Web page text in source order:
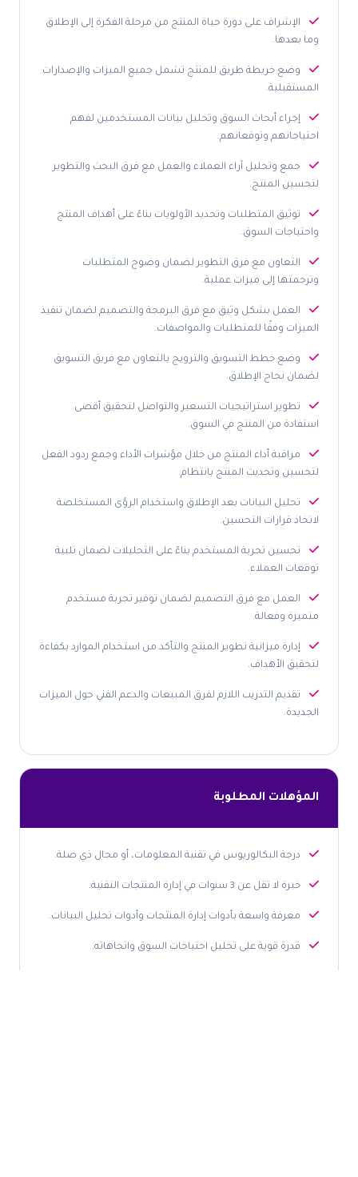
الإشراف على دورة حياة المنتج من مرحلة الفكرة إلى الإطلاق
وما بعدها.
وضع خريطة طريق للمنتج تشمل جميع الميزات والإصدارات
المستقبلية.
إجراء أبحاث السوق وتحليل بيانات المستخدمين لفهم
احتياجاتهم وتوقعاتهم.
جمع وتحليل آراء العملاء والعمل مع فرق البحث والتطوير
لتحسين المنتج.
توثيق المتطلبات وتحديد الأولويات بناءً على أهداف المنتج
واحتياجات السوق.
التعاون مع فرق التطوير لضمان وضوح المتطلبات
وترجمتها إلى ميزات عملية.
العمل بشكل وثيق مع فرق البرمجة والتصميم لضمان تنفيذ
الميزات وفقًا للمتطلبات والمواصفات.
وضع خطط التسويق والترويج بالتعاون مع فريق التسويق
لضمان نجاح الإطلاق.
تطوير استراتيجيات التسعير والتواصل لتحقيق أقصى
استفادة من المنتج في السوق.
مراقبة أداء المنتج من خلال مؤشرات الأداء وجمع ردود الفعل
لتحسين وتحديث المنتج بانتظام.
تحليل البيانات بعد الإطلاق واستخدام الرؤى المستخلصة
لاتخاذ قرارات التحسين.
تحسين تجربة المستخدم بناءً على التحليلات لضمان تلبية
توقعات العملاء.
العمل مع فرق التصميم لضمان توفير تجربة مستخدم
متميزة وفعالة.
إدارة ميزانية تطوير المنتج والتأكد من استخدام الموارد بكفاءة
لتحقيق الأهداف.
تقديم التدريب اللازم لفرق المبيعات والدعم الفني حول الميزات
الجديدة.
المؤهلات المطلوبة
درجة البكالوريوس في تقنية المعلومات، أو مجال ذي صلة.
خبرة لا تقل عن 3 سنوات في إدارة المنتجات التقنية.
معرفة واسعة بأدوات إدارة المنتجات وأدوات تحليل البيانات.
قدرة قوية على تحليل احتياجات السوق واتجاهاته.